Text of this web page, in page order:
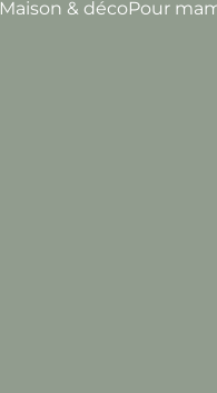
Maison & décoPour